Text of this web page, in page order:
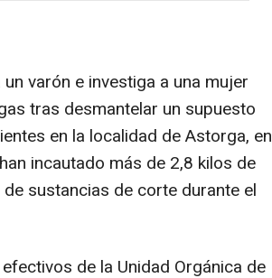
varón e investiga a una mujer
tras desmantelar un supuesto
en la localidad de Astorga, en
incautado más de 2,8 kilos de
sustancias de corte durante el
de la Unidad Orgánica de